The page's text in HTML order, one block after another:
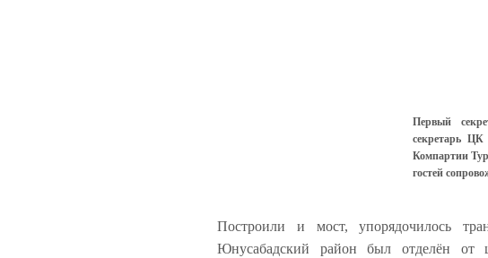
Первый
секретарь
Компартии Туркменистана И.Г. Гапуров в
гостей
Построили и мост, упорядочилось
Юнусабадский район был отделён от